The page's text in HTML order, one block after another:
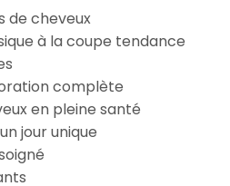
de cheveux
à la coupe tendance
complète
en pleine santé
jour unique